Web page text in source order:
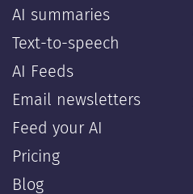
AI summaries
Text-to-speech
AI Feeds
Email newsletters
Feed your AI
Pricing
Blog